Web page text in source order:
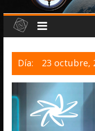
Día: 23 octubre,